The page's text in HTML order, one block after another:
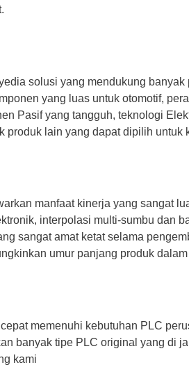
solusi yang mendukung
yang luas untuk otomotif,
Pasif yang tangguh, teknologi
produk lain yang dapat dipilih untuk
manfaat kinerja yang sangat
interpolasi multi-sumbu dan
sangat amat ketat selama
umur panjang produk
memenuhi kebutuhan PLC
banyak tipe PLC original yang di
kami